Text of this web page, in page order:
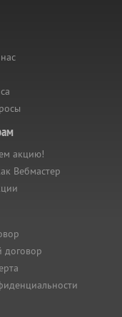
акцию!
Вебмастер
договор